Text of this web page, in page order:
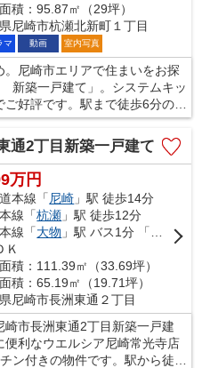
積：95.87㎡（29坪）
尼崎市杭瀬北新町１丁目
マ 動画 室内写真
尼崎市エリアで住まいをお探
新築一戸建て」。システムキッ
好評です。駅まで徒歩6分の物
は、強靭なベタ基礎となって
周辺でなら、きっと充実した暮
にマイホームをお求めくださ
通2丁目新築一戸建て
万円
本線「尼崎 」駅 徒歩14分
線「杭瀬 」駅 徒歩12分
線「大物 」駅 バス1分 「社協会館」 停歩17分
Ｋ
積：111.39㎡（33.69坪）
積：65.19㎡（19.71坪）
尼崎市長洲東通２丁目
市長洲東通2丁目新築一戸建
利なウエルシア尼崎常光寺店
ン付きの物件です。駅から徒歩